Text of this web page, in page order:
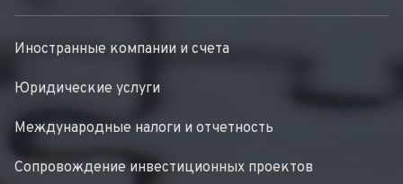
Иностранные компании и счета
Юридические услуги
Международные налоги и отчетность
Сопровождение инвестиционных проектов